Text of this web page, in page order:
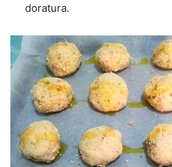
doratura.